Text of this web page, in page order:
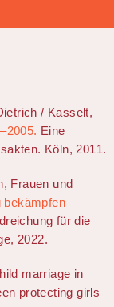
/ Kasselt,
Eine
Köln, 2011.
Frauen und
bekämpfen –
für die
2022.
marriage in
protecting girls